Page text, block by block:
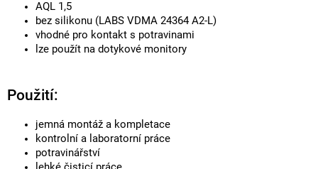
AQL 1,5
bez silikonu (LABS VDMA 24364 A2-L)
vhodné pro kontakt s potravinami
lze použít na dotykové monitory
Použití:
jemná montáž a kompletace
kontrolní a laboratorní práce
potravinářství